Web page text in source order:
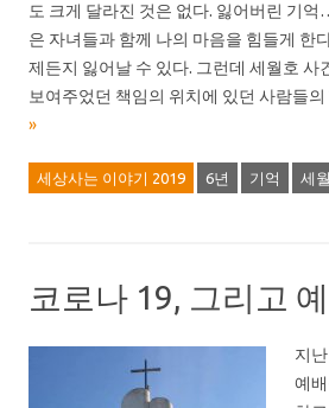
도 크게 달라진 것은 없다. 잃어버린 기
은 자녀들과 함께 나의 마음을 힘들게 한
제든지 잃어날 수 있다. 그런데 세월호 사
보여주었던 책임의 위치에 있던 사람들
»
세상사는 이야기 2019 6년 기억 세월
코로나 19, 그리고
지
예